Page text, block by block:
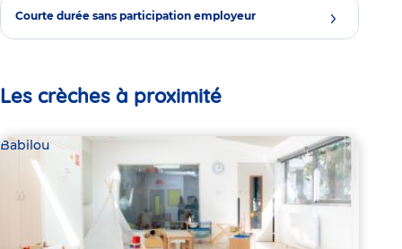
Courte durée sans participation employeur
Les crèches à proximité
Babilou